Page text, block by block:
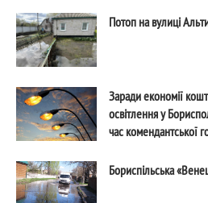
Потоп на вулиці
Заради економії
освітлення у
час комендантської
Бориспільська